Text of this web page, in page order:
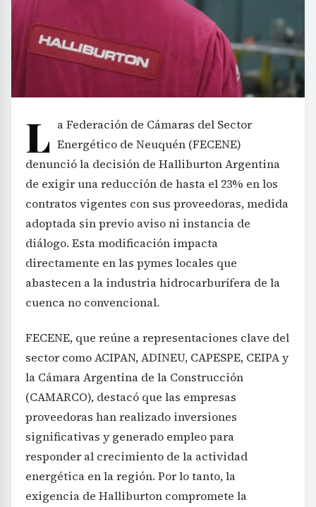
L a Federación de Cámaras del Sector
Energético de Neuquén (FECENE)
denunció la decisión de Halliburton Argentina
de exigir una reducción de hasta el 23% en los
contratos vigentes con sus proveedoras, medida
adoptada sin previo aviso ni instancia de
diálogo. Esta modificación impacta
directamente en las pymes locales que
abastecen a la industria hidrocarburífera de la
cuenca no convencional.
FECENE, que reúne a representaciones clave del
sector como ACIPAN, ADINEU, CAPESPE, CEIPA y
la Cámara Argentina de la Construcción
(CAMARCO), destacó que las empresas
proveedoras han realizado inversiones
significativas y generado empleo para
responder al crecimiento de la actividad
energética en la región. Por lo tanto, la
exigencia de Halliburton compromete la